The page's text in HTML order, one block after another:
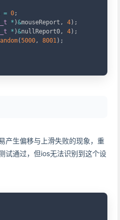
= 0;
* )&mouseReport , 4) ;
* )&nullReport0, 4) ;
(5000, 8001) ;
产生偏移与上滑失败的现象，重
试通过，但ios无法识别到这个设